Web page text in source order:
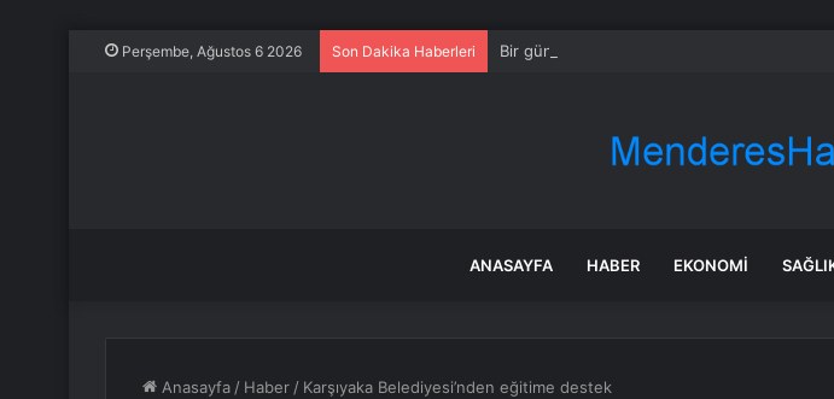
Perşembe, Ağustos 6 2026 Son Dakika Haberleri Bir gün bile okula gitmeden bir sağlık
ANASAYFA HABER EKONOMI
Anasayfa / Haber / Karşıyaka Belediyesi’nden eğitime destek